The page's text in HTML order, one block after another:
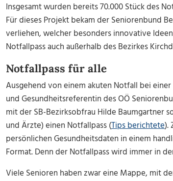
Insgesamt wurden bereits 70.000 Stück des
Für dieses Projekt bekam der Seniorenbund
verliehen, welcher besonders innovative
Notfallpass auch außerhalb des Bezirkes
Notfallpass für alle
Ausgehend von einem akuten Notfall bei
und Gesundheitsreferentin des OÖ
mit der SB-Bezirksobfrau Hilde Baumgartner
und Ärzte) einen Notfallpass (Tips berichtete).
persönlichen Gesundheitsdaten in einem
Format. Denn der Notfallpass wird immer in
Viele Senioren haben zwar eine Mappe, mit